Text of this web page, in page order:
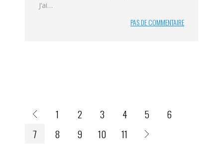
J’ai…
PAS DE COMMENTAIRE
1 2 3 4 5
6
7
8 9 10 11